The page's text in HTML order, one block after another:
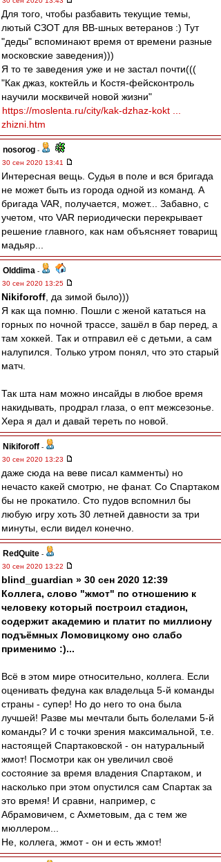
Для того, чтобы разбавить текущие темы,
лютый СЗОТ для ВВ-шных ветеранов :) Тут
"деды" вспоминают время от времени разные
московские заведения)))
Я то те заведения уже и не застал почти(((
"Как джаз, коктейль и Костя-фейсконтроль
научили москвичей новой жизни"
https://moslenta.ru/city/kak-dzhaz-kokt ...
zhizni.htm
nosorog -
30 сен 2020 13:41
Интересная вещь. Судья в поле и вся бригада
не может быть из города одной из команд. А
бригада VAR, получается, может... Забавно, с
учетом, что VAR периодически перекрывает
решение главного, как нам объясняет товарищ
мадьяр...
Olddima -
30 сен 2020 13:25
Nikiforoff , да зимой было)))
Я как ща помню. Пошли с женой кататься на
горных по ночной трассе, зашёл в бар перед, а
там хоккей. Так и отправил её с детьми, а сам
налупился. Только утром понял, что это старый
матч.
Так шта нам можно инсайды в любое время
накидывать, продрал глаза, о епт межсезонье.
Хера я дал и давай тереть по новой.
Nikiforoff -
30 сен 2020 13:23
даже сюда на веве писал камменты) но
нечасто какей смотрю, не фанат. Со Спартаком
бы не прокатило. Сто пудов вспомнил бы
любую игру хоть 30 летней давности за три
минуты, если видел конечно.
RedQuite -
30 сен 2020 13:22
blind_guardian » 30 сен 2020 12:39
Коллега, слово "жмот" по отношению к
человеку который построил стадион,
содержит академию и платит по миллиону
подъёмных Ломовицкому оно слабо
применимо :)...
Всё в этом мире относительно, коллега. Если
оценивать федуна как владельца 5-й команды
страны - супер! Но до него то она была
лучшей! Разве мы мечтали быть болелами 5-й
команды? И с точки зрения максимальной, т.е.
настоящей Спартаковской - он натуральный
жмот! Посмотри как он увеличил своё
состояние за время владения Спартаком, и
насколько при этом опустился сам Спартак за
это время! И сравни, например, с
Абрамовичем, с Ахметовым, да с тем же
мюллером...
Не, коллега, жмот - он и есть жмот!